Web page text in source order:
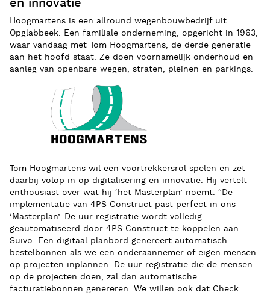
Hoogmartens is een allround wegenbouwbedrijf uit
Opglabbeek. Een familiale onderneming, opgericht in 1963,
waar vandaag met Tom Hoogmartens, de derde generatie
aan het hoofd staat. Ze doen voornamelijk onderhoud en
aanleg van openbare wegen, straten, pleinen en parkings.
Tom Hoogmartens wil een voortrekkersrol spelen en zet
daarbij volop in op digitalisering en innovatie. Hij vertelt
enthousiast over wat hij ‘het Masterplan’ noemt. “De
implementatie van 4PS Construct past perfect in ons
‘Masterplan’. De uur registratie wordt volledig
geautomatiseerd door 4PS Construct te koppelen aan
Suivo. Een digitaal planbord genereert automatisch
bestelbonnen als we een onderaannemer of eigen mensen
op projecten inplannen. De uur registratie die de mensen
op de projecten doen, zal dan automatische
facturatiebonnen genereren. We willen ook dat Check